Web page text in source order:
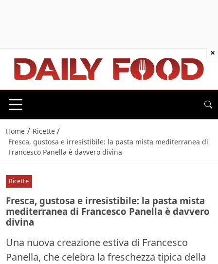
Home / Ricette /
Fresca, gustosa e irresistibile: la pasta mista mediterranea di
Francesco Panella è davvero divina
Ricette
Fresca, gustosa e irresistibile: la pasta mista
mediterranea di Francesco Panella è davvero
divina
Una nuova creazione estiva di Francesco
Panella, che celebra la freschezza tipica della
×